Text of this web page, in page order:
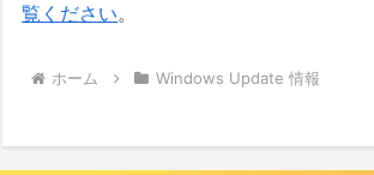
覧ください。
ホーム Windows Update 情報